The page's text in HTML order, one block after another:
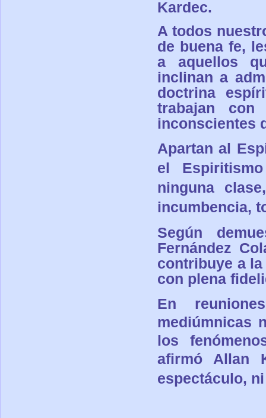
Kardec.
A todos
de buena fe,
a aquellos
inclinan a
doctrina
trabajan con
inconscientes
Apartan al
el
ninguna
incumbencia,
Según
Fernández
contribuye a
con plena
En
mediúmnicas
los
afirmó Allan
espectáculo,